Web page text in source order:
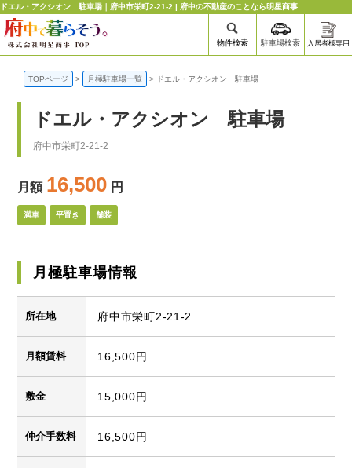
ドエル・アクシオン 駐車場｜府中市栄町2-21-2 | 府中の不動産のことなら明星商事
物件検索 駐車場検索 入居者様専用
TOPページ > 月極駐車場一覧 > ドエル・アクシオン 駐車場
ドエル・アクシオン 駐車場
府中市栄町2-21-2
月額 16,500 円
満車 平置き 舗装
月極駐車場情報
所在地 府中市栄町2-21-2
月額賃料 16,500円
敷金 15,000円
仲介手数料 16,500円